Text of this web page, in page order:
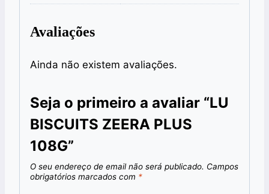
Avaliações
Ainda não existem avaliações.
Seja o primeiro a avaliar “LU
BISCUITS ZEERA PLUS
108G”
O seu endereço de email não será publicado. Campos
obrigatórios marcados com *